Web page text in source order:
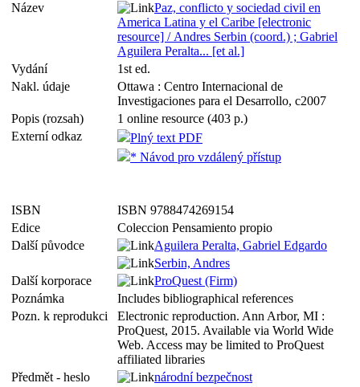
Název
Paz, conflicto y sociedad civil en
America Latina y el Caribe [electronic
resource] / Andres Serbin (coord.) ; Gabriel
Aguilera Peralta... [et al.]
Vydání
1st ed.
Nakl. údaje
Ottawa : Centro Internacional de
Investigaciones para el Desarrollo, c2007
Popis (rozsah)
1 online resource (403 p.)
Externí odkaz
Plný text PDF
* Návod pro vzdálený přístup
ISBN
ISBN 9788474269154
Edice
Coleccion Pensamiento propio
Další původce
Aguilera Peralta, Gabriel Edgardo
Serbin, Andres
Další korporace
ProQuest (Firm)
Poznámka
Includes bibliographical references
Pozn. k reprodukci
Electronic reproduction. Ann Arbor, MI :
ProQuest, 2015. Available via World Wide
Web. Access may be limited to ProQuest
affiliated libraries
Předmět - heslo
národní bezpečnost